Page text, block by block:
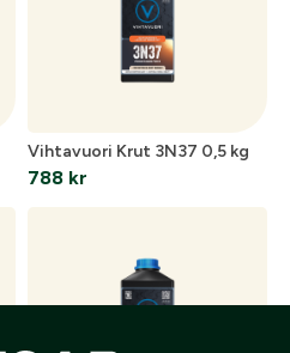
Vihtavuori Krut 3N37 0,5 kg
788 kr